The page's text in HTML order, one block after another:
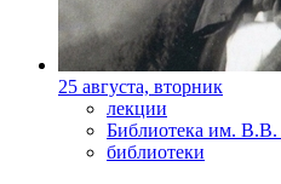
25 августа, вторник
лекции
Библиотека им. В.В.
библиотеки